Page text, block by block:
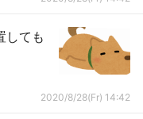
しても
2020/8/28(Fr) 14:42